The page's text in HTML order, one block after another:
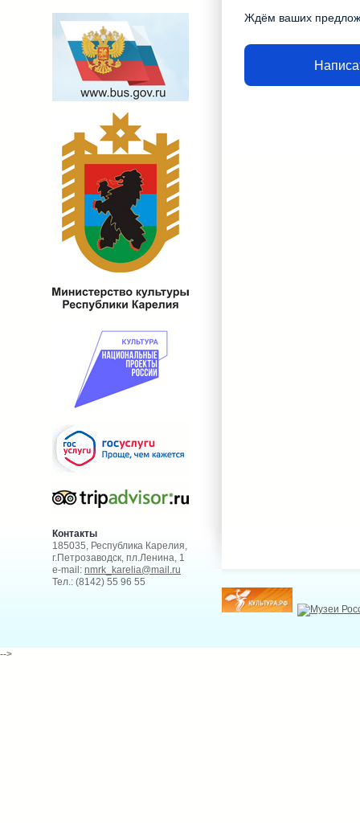
Ждём ваших
Контакты
185035, Республика Карелия,
г.Петрозаводск, пл.Ленина, 1
e-mail: nmrk_karelia@mail.ru
Тел.: (8142) 55 96 55
-->